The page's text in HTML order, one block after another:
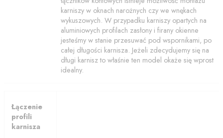
karniszy w oknach narożnych czy we wnękach
wykuszowych. W przypadku karniszy opartych na
aluminiowych profilach zasłony i firany okienne
jesteśmy w stanie przesuwać pod wspornikami, po
całej długości karnisza. Jeżeli zdecydujemy się na
długi karnisz to właśnie ten model okaże się wprost
idealny.
Łączenie
profili
karnisza